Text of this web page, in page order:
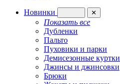
Новинки ✕
Показать все
Дубленки
Пальто
Пуховики и парки
Демисезонные куртки
Джинсы и джинсовки
Брюки